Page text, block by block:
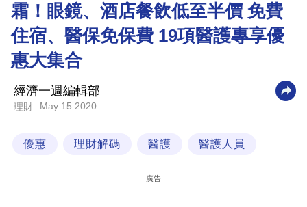
商
業
職
生
霜！眼鏡、酒店餐飲低至半價 免費
住宿、醫保免保費 19項醫護專享優
惠大集合
經濟一週編輯部
理財 May 15 2020
優惠 理財解碼 醫護 醫護人員
廣告